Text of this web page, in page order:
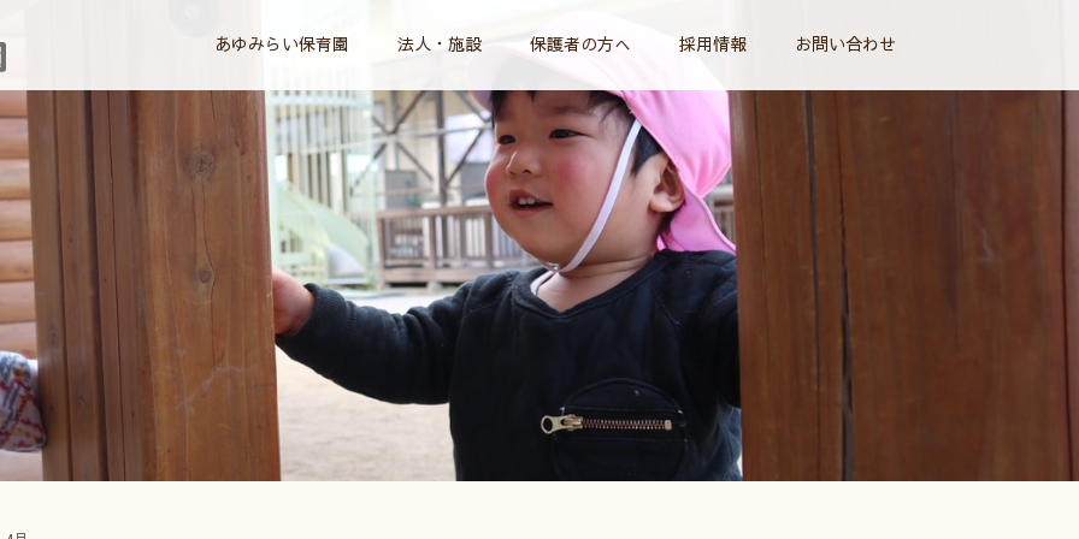
あゆみらい保育園 法人・施設 保護者の方へ 採用情報 お問い合わせ